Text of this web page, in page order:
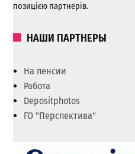
позицією партнерів.
НАШИ ПАРТНЕРЫ
На пенсии
Работа
Depositphotos
ГО "Перспектива"